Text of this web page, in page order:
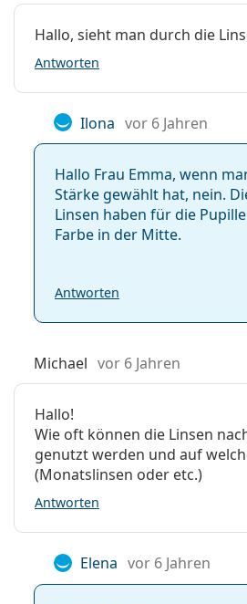
Hallo, sieht man durch die
Antworten
Ilona vor 6 Jahren
Hallo Frau Emma, wenn
Stärke gewählt hat, nein.
Linsen haben für die
Farbe in der Mitte.
Antworten
Michael vor 6 Jahren
Hallo!
Wie oft können die Linsen
genutzt werden und auf
(Monatslinsen oder etc.)
Antworten
Elena vor 6 Jahren